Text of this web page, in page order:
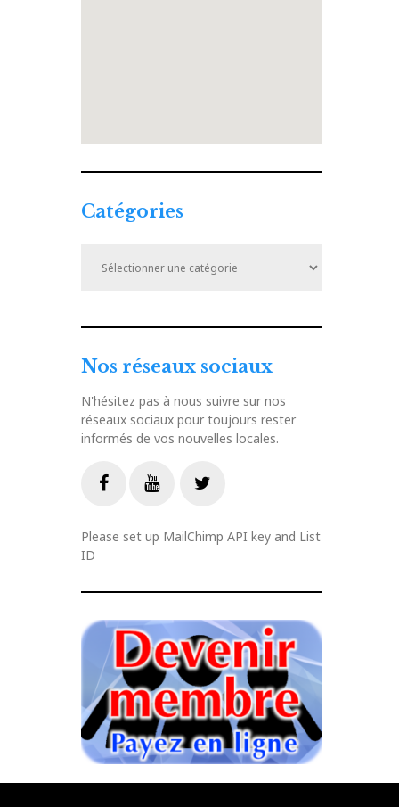
Catégories
Nos réseaux sociaux
N'hésitez pas à nous suivre sur nos
réseaux sociaux pour toujours rester
informés de vos nouvelles locales.
Please set up MailChimp API key and List
ID